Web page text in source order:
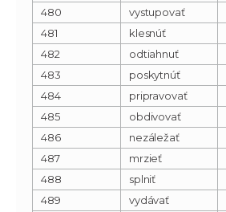
480
vystupovať
481
klesnúť
482
odtiahnuť
483
poskytnúť
484
pripravovať
485
obdivovať
486
nezáležať
487
mrzieť
488
splniť
489
vydávať